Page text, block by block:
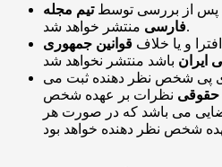
پس از بررسی توسطتیم مجله
فارسیمنتشر خواهد شد.
و یا خلاف قوانین جمهوری
ایران
پی شخص نظر دهنده ثبت می
حقوقی نظرات بر عهده شخص
می باشد که در صورت هر